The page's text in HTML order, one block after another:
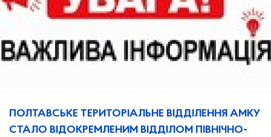
ПОЛТАВСЬКЕ ТЕРИТОРІАЛЬНЕ ВІДДІЛЕННЯ АМКУ
СТАЛО ВІДОКРЕМЛЕНИМ ВІДДІЛОМ ПІВНІЧНО-